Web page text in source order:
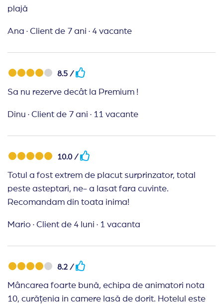
plajă
Ana · Client de 7 ani · 4 vacante
8.5 /
Sa nu rezerve decât la Premium !
Dinu · Client de 7 ani · 11 vacante
10.0 /
Totul a fost extrem de placut surprinzator, total
peste asteptari, ne- a lasat fara cuvinte.
Recomandam din toata inima!
Mario · Client de 4 luni · 1 vacanta
8.2 /
Mâncarea foarte bună, echipa de animatori nota
10, curățenia in camere lasă de dorit. Hotelul este